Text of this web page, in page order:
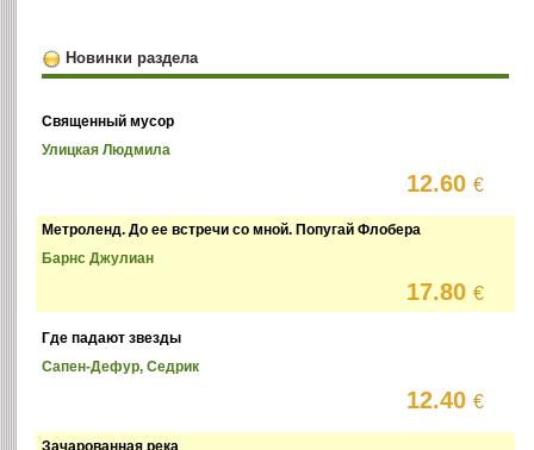
Новинки раздела
Священный мусор
Улицкая Людмила
12.60€
Метроленд. До ее встречи со мной. Попугай Флобера
Барнс Джулиан
17.80€
Где падают звезды
Сапен-Дефур, Седрик
12.40€